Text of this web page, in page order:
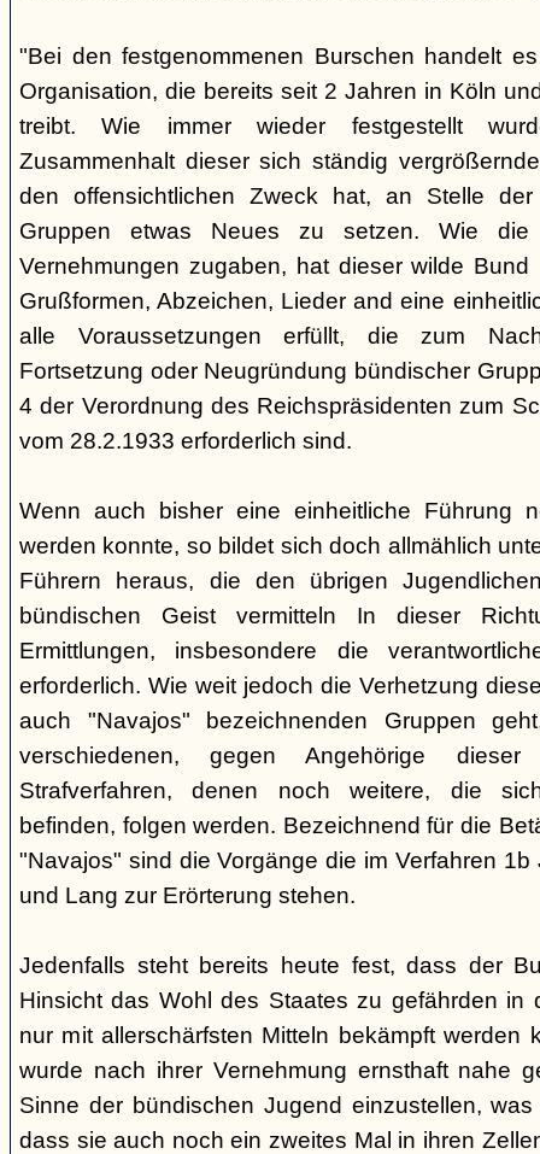
"Bei den festgenommenen Burschen handelt
Organisation, die bereits seit 2 Jahren in Köln
treibt. Wie immer wieder festgestellt
Zusammenhalt dieser sich ständig
den offensichtlichen Zweck hat, an Stelle der
Gruppen etwas Neues zu setzen. Wie die
Vernehmungen zugaben, hat dieser wilde
Grußformen, Abzeichen, Lieder and eine
alle Voraussetzungen erfüllt, die zum
Fortsetzung oder Neugründung bündischer
4 der Verordnung des Reichspräsidenten zum
vom 28.2.1933 erforderlich sind.
Wenn auch bisher eine einheitliche Führung
werden konnte, so bildet sich doch allmählich
Führern heraus, die den übrigen
bündischen Geist vermitteln In dieser
Ermittlungen, insbesondere die
erforderlich. Wie weit jedoch die Verhetzung
auch "Navajos" bezeichnenden Gruppen
verschiedenen, gegen Angehörige dieser
Strafverfahren, denen noch weitere, die
befinden, folgen werden. Bezeichnend für die
"Navajos" sind die Vorgänge die im Verfahren
und Lang zur Erörterung stehen.
Jedenfalls steht bereits heute fest, dass der
Hinsicht das Wohl des Staates zu gefährden in
nur mit allerschärfsten Mitteln bekämpft werden
wurde nach ihrer Vernehmung ernsthaft nahe
Sinne der bündischen Jugend einzustellen,
dass sie auch noch ein zweites Mal in ihren